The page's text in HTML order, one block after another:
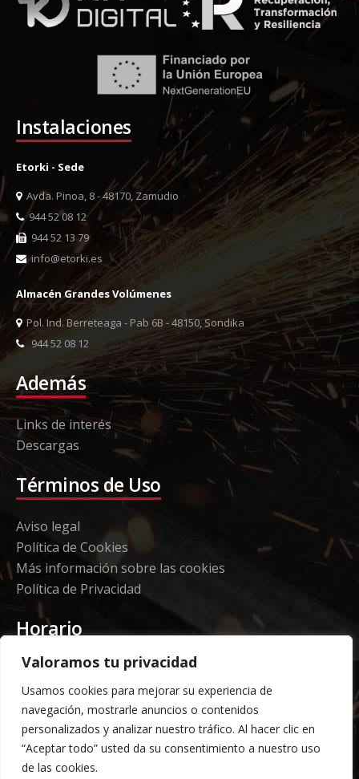
Valoramos tu privacidad
Usamos cookies para mejorar su experiencia de
navegación, mostrarle anuncios o contenidos
personalizados y analizar nuestro tráfico. Al hacer clic en
“Aceptar todo” usted da su consentimiento a nuestro uso
de las cookies.
Instalaciones
Etorki - Sede
Avda. Pinoa, 8 - 48170, Zamudio
944 52 08 12
944 52 13 79
info@etorki.es
Almacén Grandes Volúmenes
Pol. Ind. Berreteaga - Pab 6B - 48150, Sondika
944 52 08 12
Además
Links de interés
Descargas
Términos de Uso
Aviso legal
Política de Cookies
Más información sobre las cookies
Política de Privacidad
Horario
Etorki - Sede
Lunes a jueves 08:00 a 16:00
Viernes: 08:00 a 14:00
Almacén Grandes Volúmenes